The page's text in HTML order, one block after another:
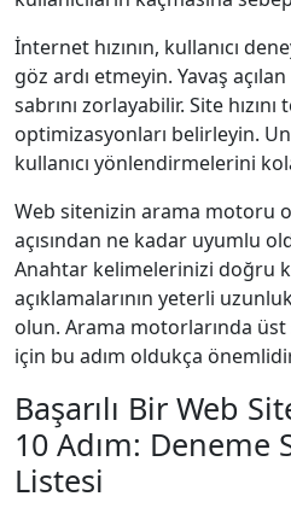
İnternet hızının, kullanıcı
göz ardı etmeyin. Yavaş
sabrını zorlayabilir. Site hızını
optimizasyonları belirleyin.
kullanıcı yönlendirmelerini
Web sitenizin arama motoru
açısından ne kadar uyumlu
Anahtar kelimelerinizi doğru
açıklamalarının yeterli
olun. Arama motorlarında
için bu adım oldukça
Başarılı Bir Web
10 Adım: Deneme
Listesi